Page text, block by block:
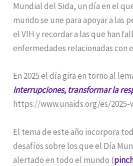
Mundial del Sida, un día en el
mundo se une para apoyar a las
el VIH y recordar a las que han
enfermedades relacionadas con
En 2025 el día gira en torno al
interrupciones, transformar la
https://www.unaids.org/es/
El tema de este año incorpora
desafíos sobre los que el Día
alertado en todo el mundo (